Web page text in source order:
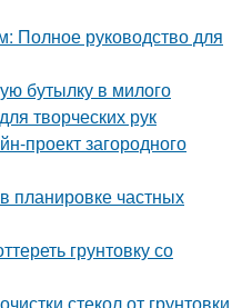
Полное руководство для
бутылку в милого
творческих рук
проект загородного
планировке частных
грунтовку со